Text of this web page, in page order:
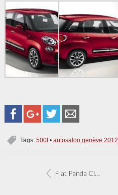
Tags: 500l • autosalon genève 2012
Fiat Panda Classic vanaf 6.990 euro